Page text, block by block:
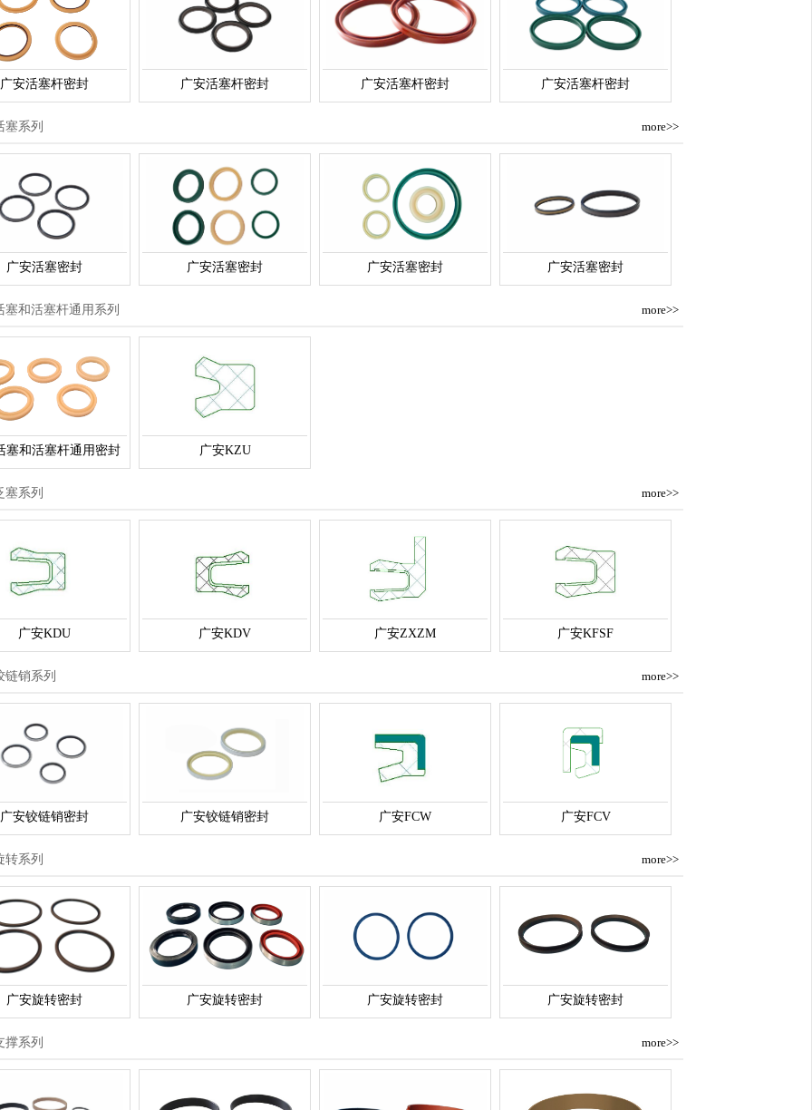
广安活塞杆密封 广安活塞杆密封 广安活塞杆密封 广安活塞杆密封
塞系列 more>>
广安活塞密封 广安活塞密封 广安活塞密封 广安活塞密封
塞和活塞杆通用系列 more>>
塞和活塞杆通用密封 广安KZU
塞系列 more>>
广安KDU 广安KDV 广安ZXZM 广安KFSF
链销系列 more>>
广安铰链销密封 广安铰链销密封 广安FCW 广安FCV
转系列 more>>
广安旋转密封 广安旋转密封 广安旋转密封 广安旋转密封
撑系列 more>>